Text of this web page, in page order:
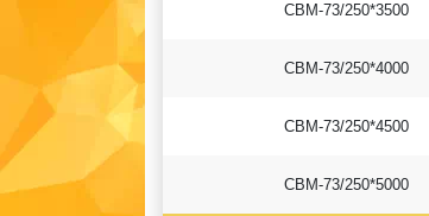
СВМ-73/250*3500
СВМ-73/250*4000
СВМ-73/250*4500
СВМ-73/250*5000